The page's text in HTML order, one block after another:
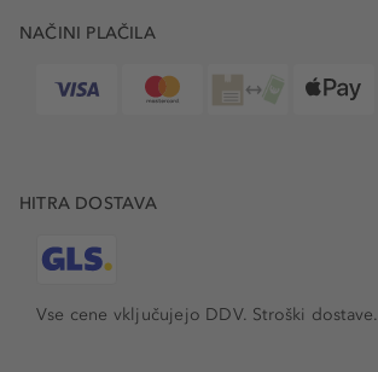
NAČINI PLAČILA
HITRA DOSTAVA
Vse cene vključujejo DDV. Stroški dostave.